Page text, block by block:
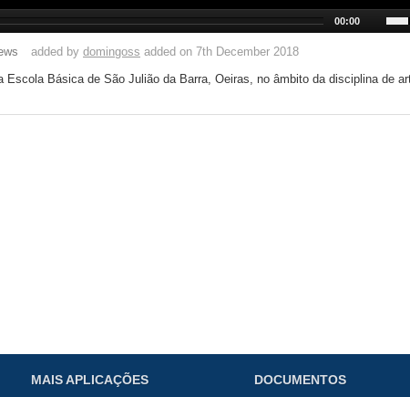
00:00
added by domingoss added on 7th December 2018
Escola Básica de São Julião da Barra, Oeiras, no âmbito da disciplina de
MAIS APLICAÇÕES DOCUMENTOS